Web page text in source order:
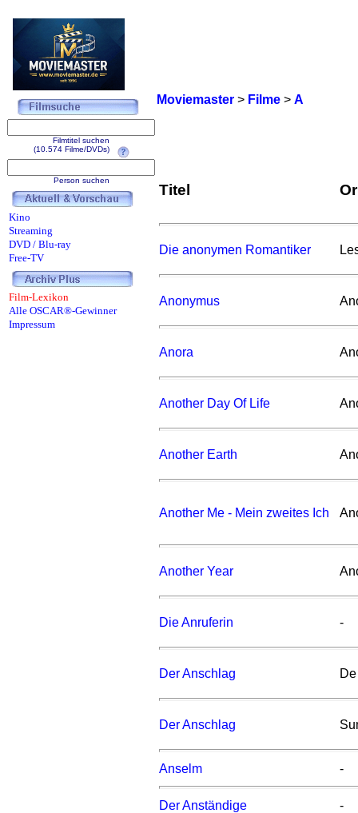
Moviemaster > Filme > A
Titel
Die anonymen Romantiker
Anonymus
Anora
Another Day Of Life
Another Earth
Another Me - Mein zweites Ich
Another Year
Die Anruferin -
Der Anschlag
Der Anschlag
Anselm -
Der Anständige -
Filmtitel suchen
(10.574 Filme/DVDs)
Person suchen
Kino
Streaming
DVD / Blu-ray
Free-TV
Film-Lexikon
Alle OSCAR®-Gewinner
Impressum